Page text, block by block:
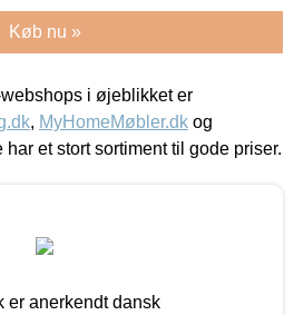
Køb nu »
i øjeblikket er
, MyHomeMøbler.dk og
har et stort sortiment til gode priser.
er anerkendt dansk